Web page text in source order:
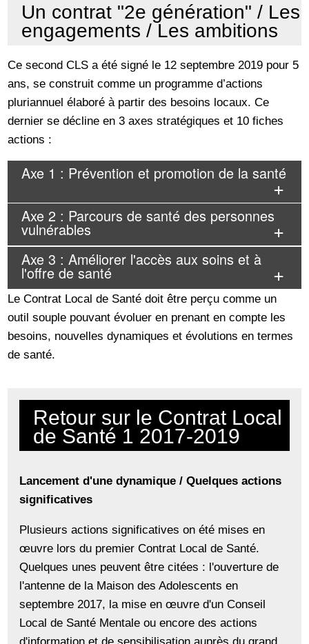
Un contrat "2e génération" / Les
engagements / Les ambitions
Ce second CLS a été signé le 12 septembre 2019 pour 5
ans, se construit comme un programme d’actions
pluriannuel élaboré à partir des besoins locaux. Ce
dernier se décline en 3 axes stratégiques et 10 fiches
actions :
Axe 1 : Prévention et promotion de la santé
Axe 2 : Parcours de santé des personnes
vulnérables
Axe 3 : Améliorer l'accès aux soins et à
l'offre de santé
Le Contrat Local de Santé doit être perçu comme un
outil souple pouvant évoluer en prenant en compte les
besoins, nouvelles dynamiques et évolutions en termes
de santé.
Retour sur le Contrat Local
de Santé 1 2017-2019
Lancement d'une dynamique / Quelques actions
significatives
Plusieurs actions significatives on été mises en
œuvre lors du premier Contrat Local de Santé.
Quelques unes peuvent être citées : l'ouverture de
l'antenne de la Maison des Adolescents en
septembre 2017, la mise en œuvre d'un Conseil
Local de Santé Mentale ou encore des actions